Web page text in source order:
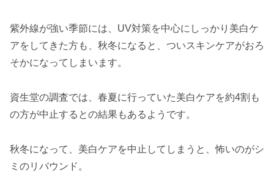
紫外線が強い季節には、UV対策を中心にしっかり美白ケ
アをしてきた方も、秋冬になると、ついスキンケアがおろ
そかになってしまいます。
資生堂の調査では、春夏に行っていた美白ケアを約4割も
の方が中止するとの結果もあるようです。
秋冬になって、美白ケアを中止してしまうと、怖いのがシ
ミのリバウンド。